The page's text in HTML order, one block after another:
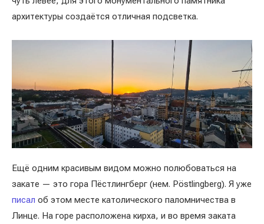
архитектуры создаётся отличная подсветка.
Ещё одним красивым видом можно полюбоваться на
закате — это гора Пёстлингберг (нем. Pöstlingberg). Я уже
писал об этом месте католического паломничества в
Линце. На горе расположена кирха, и во время заката